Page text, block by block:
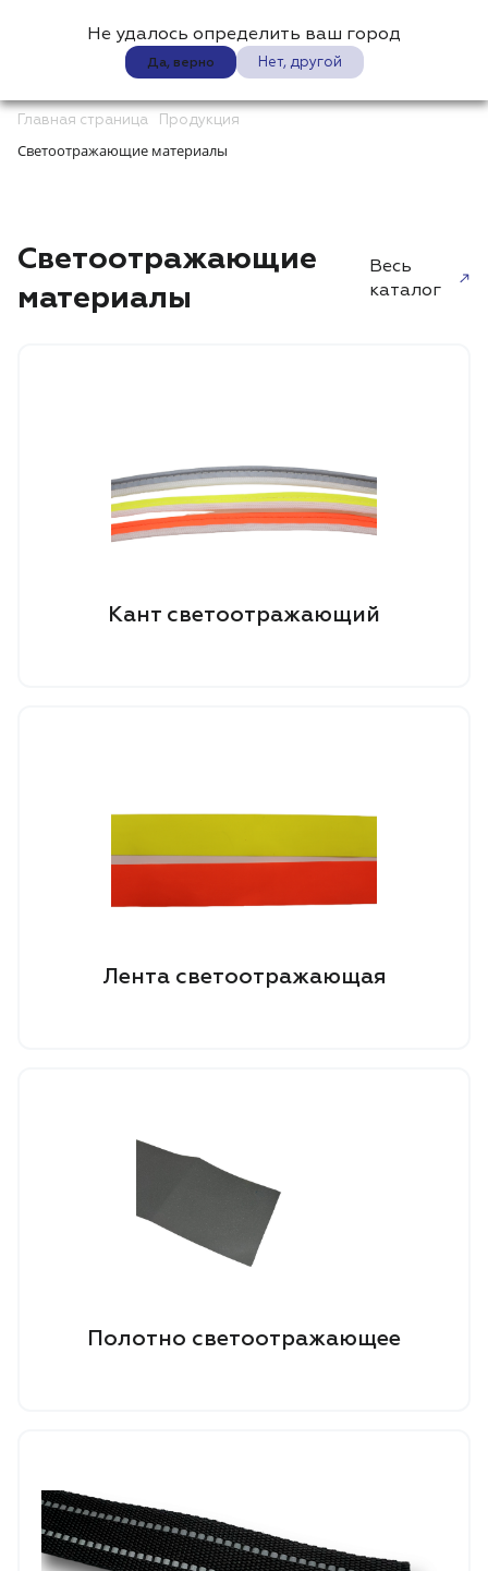
Не удалось определить ваш город
Да, верно Нет, другой
Главная страница Продукция
Светоотражающие материалы
Светоотражающие
материалы
Весь
каталог
Кант светоотражающий
Лента светоотражающая
Полотно светоотражающее